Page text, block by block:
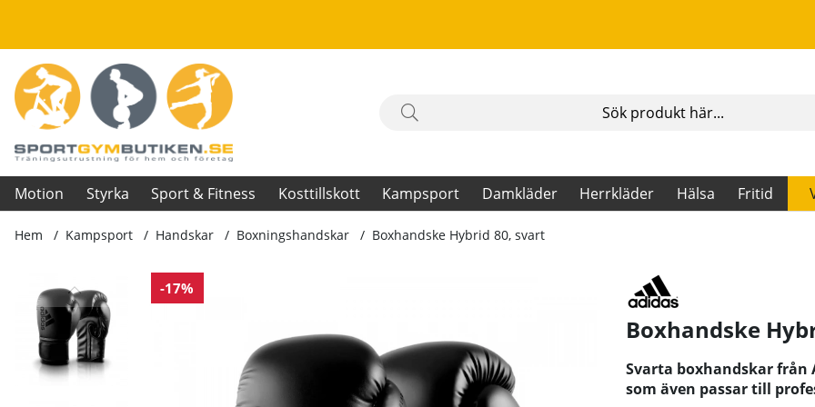
Motion Styrka Sport & Fitness Kosttillskott Kampsport Damkläder Herrkläder Hälsa Fritid
Hem Kampsport Handskar Boxningshandskar Boxhandske Hybrid 80, svart
-17%
Produktbilder Boxhandske Hybrid 80, svart
Boxhandske
Svarta boxhandskar
som även passar till